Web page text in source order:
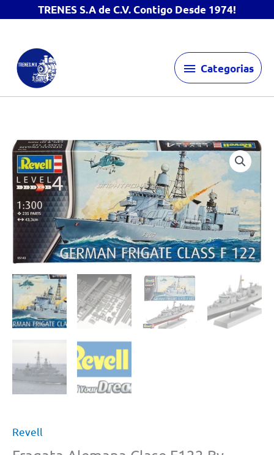
TRENES S.A de C.V. Contigo Desde 1974!
contenido
Categorias
Categorias
Revell